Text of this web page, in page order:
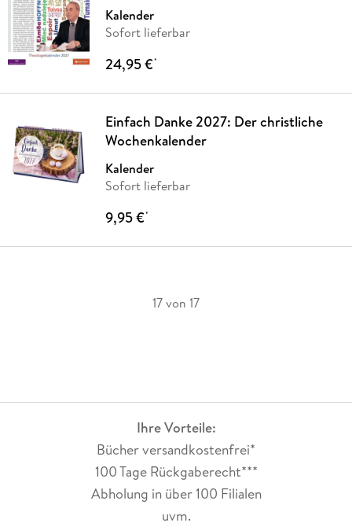
Kalender
Sofort lieferbar
24,95 €*
Einfach Danke 2027: Der christliche
Wochenkalender
Kalender
Sofort lieferbar
9,95 €*
17 von 17
Ihre Vorteile:
Bücher versandkostenfrei*
100 Tage Rückgaberecht***
Abholung in über 100 Filialen
uvm.